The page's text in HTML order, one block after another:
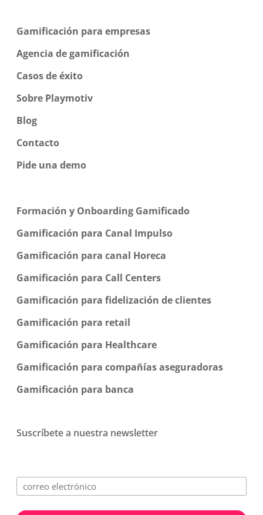
Gamificación para empresas
Agencia de gamificación
Casos de éxito
Sobre Playmotiv
Blog
Contacto
Pide una demo
Formación y Onboarding Gamificado
Gamificación para Canal Impulso
Gamificación para canal Horeca
Gamificación para Call Centers
Gamificación para fidelización de clientes
Gamificación para retail
Gamificación para Healthcare
Gamificación para compañías aseguradoras
Gamificación para banca
Suscríbete a nuestra newsletter